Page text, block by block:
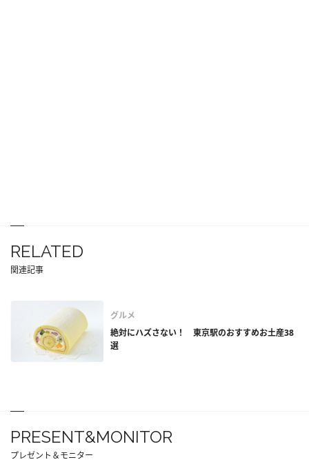
RELATED
関連記事
グルメ
絶対にハズさない！ 東京駅のおすすめお土産38
選
PRESENT&MONITOR
プレゼント＆モニター